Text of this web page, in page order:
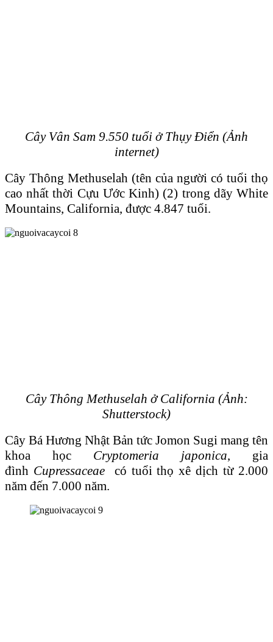
Cây Vân Sam 9.550 tuổi ở Thụy Ɖiển (Ảnh
internet)
Cây Thông Methuselah (tên của người có tuổi thọ
cao nhất thời Cựu Ước Kinh) (2) trong dãy White
Mountains, California, được 4.847 tuổi.
Cây Thông Methuselah ở California (Ảnh:
Shutterstock)
Cây Bá Hương Nhật Bản tức Jomon Sugi mang tên
khoa học Cryptomeria japonica, gia
đình Cupressaceaecó tuổi thọ xê dịch từ 2.000
năm đến 7.000 năm.